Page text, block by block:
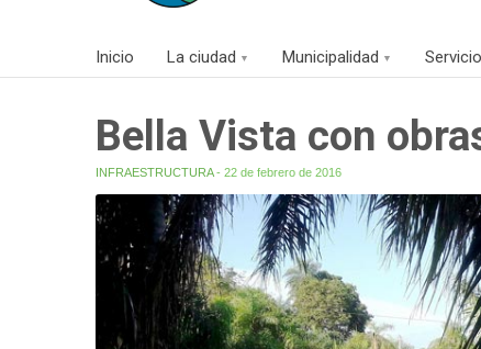
Inicio La ciudad Municipalidad
Bella Vista con
INFRAESTRUCTURA- 22 de febrero de 2016